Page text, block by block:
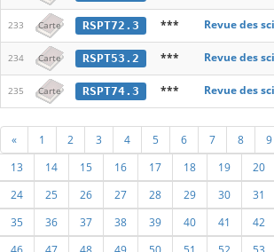
233 Carte RSPT72.3 *** Revue des
234 Carte RSPT53.2 *** Revue des
235 Carte RSPT74.3 *** Revue des
« 1 2 3 4 5 6 7 8 9
13
14 15 16 17 18 19 20
24
25 26 27 28 29 30 31
35
36 37 38 39 40 41 42